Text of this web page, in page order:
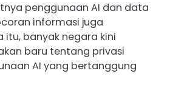
penggunaan AI dan data
informasi juga
itu, banyak negara kini
baru tentang privasi
AI yang bertanggung